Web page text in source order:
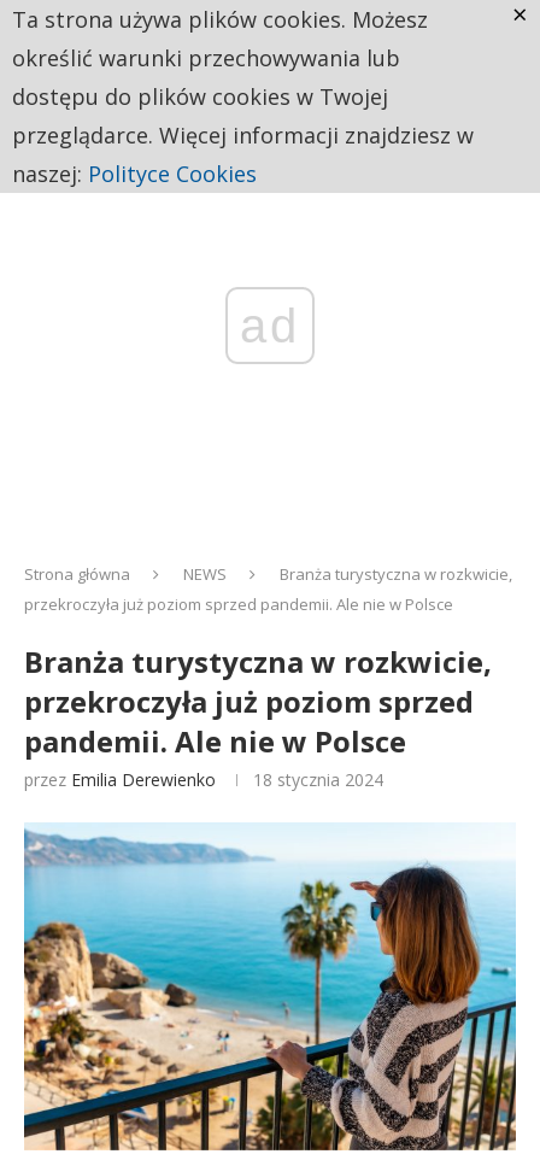
ad
Strona główna NEWS
Branża turystyczna w rozkwicie,
przekroczyła już poziom sprzed pandemii. Ale nie w Polsce
Branża turystyczna w rozkwicie,
przekroczyła już poziom sprzed
pandemii. Ale nie w Polsce
przez Emilia Derewienko 18 stycznia 2024
Ta strona używa plików cookies. Możesz
określić warunki przechowywania lub
dostępu do plików cookies w Twojej
przeglądarce. Więcej informacji znajdziesz w
naszej: Polityce Cookies
×